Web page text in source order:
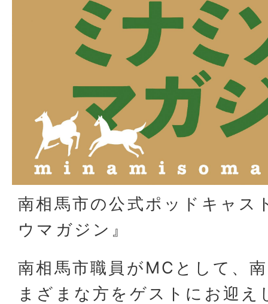
南相馬市の公式ポッドキャス
ウマガジン』
南相馬市職員がMCとして、
まざまな方をゲストにお迎え